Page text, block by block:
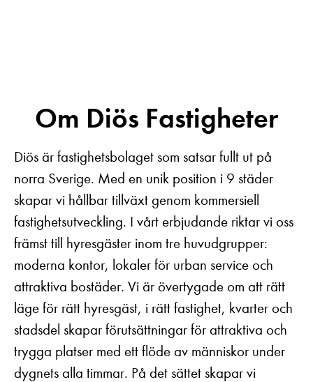
Om Diös Fastigheter
Diös är fastighetsbolaget som satsar fullt ut på
norra Sverige. Med en unik position i 9 städer
skapar vi hållbar tillväxt genom kommersiell
fastighetsutveckling. I vårt erbjudande riktar vi oss
främst till hyresgäster inom tre huvudgrupper:
moderna kontor, lokaler för urban service och
attraktiva bostäder. Vi är övertygade om att rätt
läge för rätt hyresgäst, i rätt fastighet, kvarter och
stadsdel skapar förutsättningar för attraktiva och
trygga platser med ett flöde av människor under
dygnets alla timmar. På det sättet skapar vi